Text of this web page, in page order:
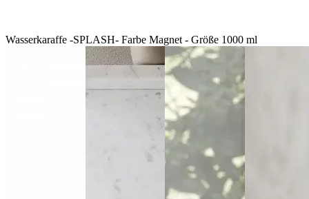
Wasserkaraffe -SPLASH- Farbe Magnet - Größe 1000 ml